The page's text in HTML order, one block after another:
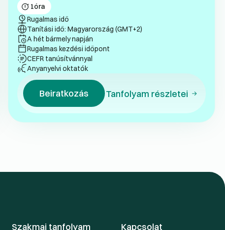
1óra
Rugalmas idő
Tanítási idő: Magyarország (GMT+2)
A hét bármely napján
Rugalmas kezdési időpont
CEFR tanúsítvánnyal
Anyanyelvi oktatók
Beiratkozás Tanfolyam részletei
Szakmai tanfolyam Kapcsolat